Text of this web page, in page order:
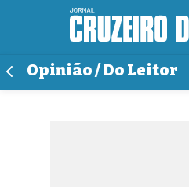
Opinião / Do Leitor